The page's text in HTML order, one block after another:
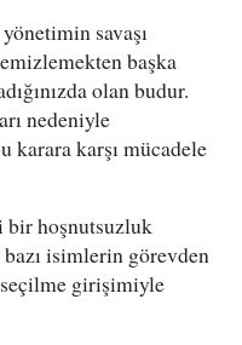
savaşı
başka
olan budur.
nedeniyle
karara karşı mücadele
bir hoşnutsuzluk
isimlerin görevden
girişimiyle